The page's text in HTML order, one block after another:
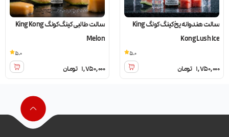
سالت هندوانه یخ کینگ کونگ King
Kong Lush Ice
1,750,000 تومان
5.0
سالت طالبی کینگ کونگ King Kong
Melon
1,750,000 تومان
5.0